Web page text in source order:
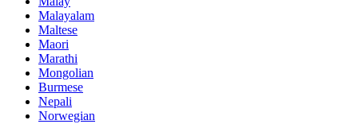
Malayalam
Maltese
Maori
Marathi
Mongolian
Burmese
Nepali
Norwegian